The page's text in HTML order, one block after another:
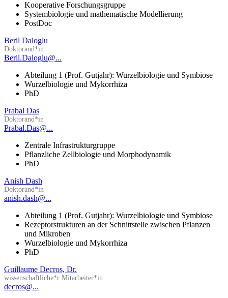
Kooperative Forschungsgruppe
Systembiologie und mathematische Modellierung
PostDoc
Beril Daloglu
Doktorand*in
Beril.Daloglu@...
Abteilung 1 (Prof. Gutjahr): Wurzelbiologie und Symbiose
Wurzelbiologie und Mykorrhiza
PhD
Prabal Das
Doktorand*in
Prabal.Das@...
Zentrale Infrastrukturgruppe
Pflanzliche Zellbiologie und Morphodynamik
PhD
Anish Dash
Doktorand*in
anish.dash@...
Abteilung 1 (Prof. Gutjahr): Wurzelbiologie und Symbiose
Rezeptorstrukturen an der Schnittstelle zwischen Pflanzen
und Mikroben
Wurzelbiologie und Mykorrhiza
PhD
Guillaume Decros, Dr.
wissenschaftliche*r Mitarbeiter*in
decros@...